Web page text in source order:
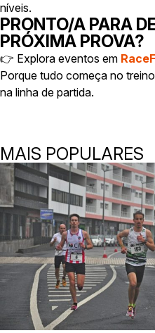
níveis.
PRONTO/A PARA
PRÓXIMA PROVA?
👉 Explora eventos em
Porque tudo começa no
na linha de partida.
MAIS POPULARES